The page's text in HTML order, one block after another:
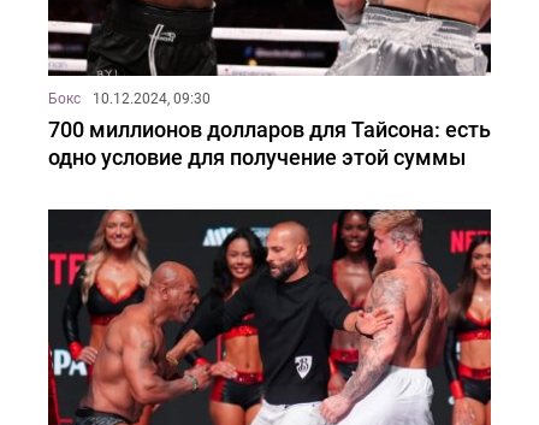
Бокс 10.12.2024, 09:30
700 миллионов долларов для Тайсона: есть
одно условие для получение этой суммы